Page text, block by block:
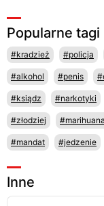
Popularne tagi
#kradzież #policja
#alkohol #penis
#ksiądz #narkotyki
#złodziej #marihuana
#mandat #jedzenie
Inne